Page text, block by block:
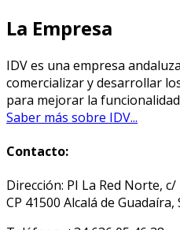
La Empresa
IDV es una empresa
comercializar y desarrollar
para mejorar la
Saber más sobre IDV...
Contacto:
Dirección: PI La Red Norte, c/
CP 41500 Alcalá de Guadaíra,